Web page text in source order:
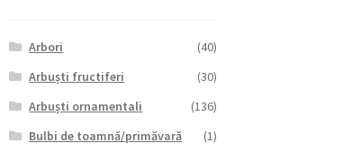
Arbori
(40)
Arbuști fructiferi
(30)
Arbuști ornamentali
(136)
Bulbi de toamnă/primăvară
(1)